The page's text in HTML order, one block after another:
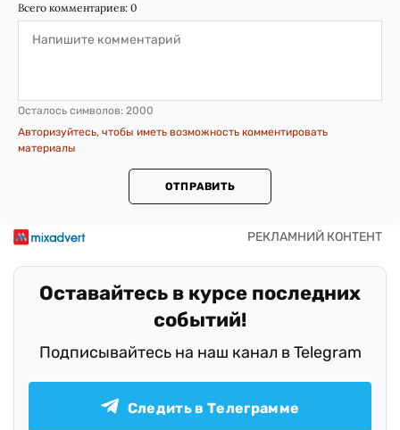
Всего комментариев: 0
Осталось символов: 2000
Авторизуйтесь, чтобы иметь возможность комментировать
материалы
ОТПРАВИТЬ
Оставайтесь в курсе последних
событий!
Подписывайтесь на наш канал в Telegram
Следить в Телеграмме